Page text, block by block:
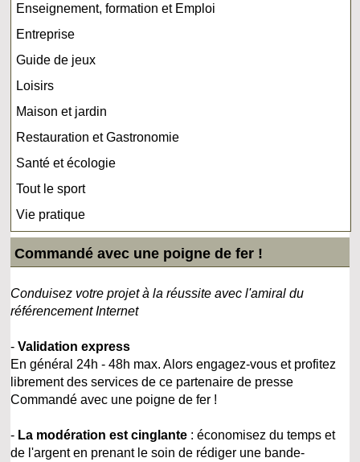
Enseignement, formation et Emploi
Entreprise
Guide de jeux
Loisirs
Maison et jardin
Restauration et Gastronomie
Santé et écologie
Tout le sport
Vie pratique
Commandé avec une poigne de fer !
Conduisez votre projet à la réussite avec l'amiral du
référencement Internet
-Validation express
En général 24h - 48h max. Alors engagez-vous et profitez
librement des services de ce partenaire de presse
Commandé avec une poigne de fer !
- La modération est cinglante : économisez du temps et
de l'argent en prenant le soin de rédiger une bande-